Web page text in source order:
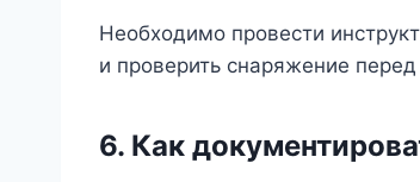
Необходимо провести
и проверить снаряжение
6. Как